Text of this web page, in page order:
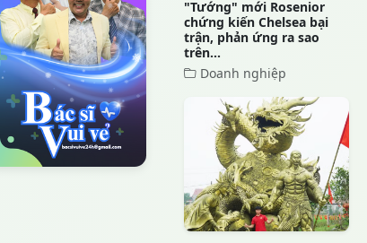
"Tướng" mới Rosenior
chứng kiến Chelsea bại
trận, phản ứng ra sao
trên...
Doanh nghiệp